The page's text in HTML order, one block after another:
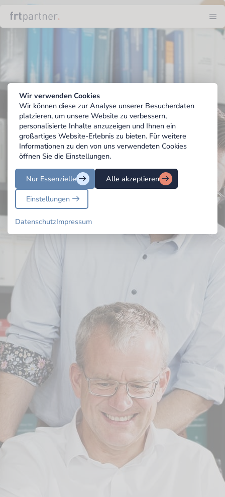
Wir verwenden Cookies
Wir können diese zur Analyse unserer Besucherdaten
platzieren, um unsere Website zu verbessern,
personalisierte Inhalte anzuzeigen und Ihnen ein
großartiges Website-Erlebnis zu bieten. Für weitere
Informationen zu den von uns verwendeten Cookies
öffnen Sie die Einstellungen.
Alle akzeptieren
Nur Essenzielle
Einstellungen
DatenschutzImpressum
Karriere